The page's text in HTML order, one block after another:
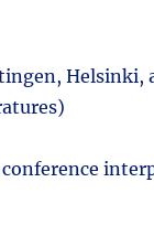
Helsinki,